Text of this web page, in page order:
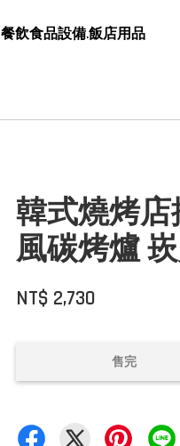
餐飲食品設備.飯店用品
韓式燒烤
風碳烤爐 崁
NT$ 2,730
售完